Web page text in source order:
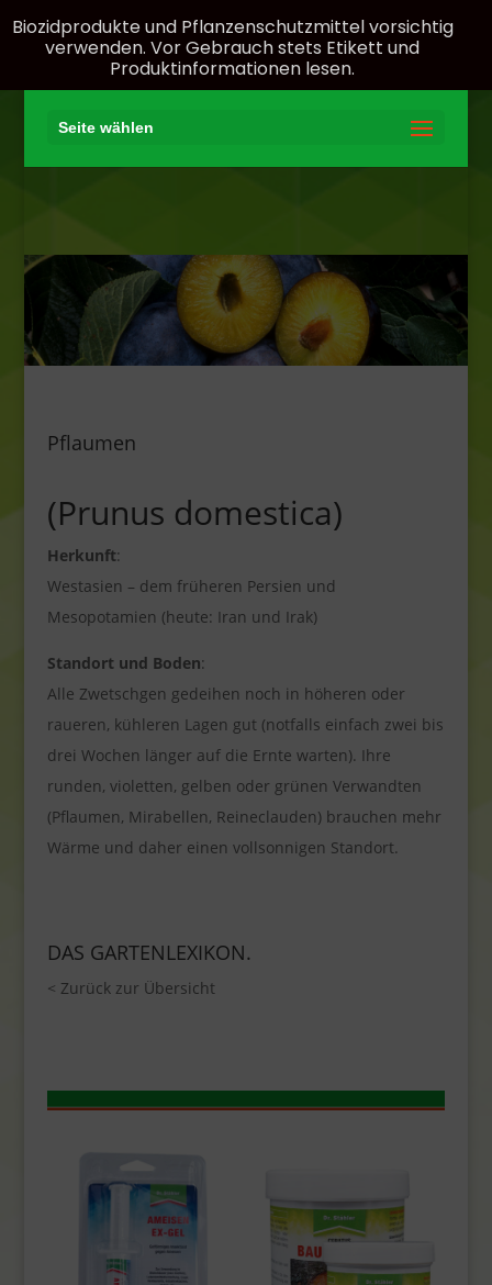
Seite wählen
Pflaumen
(Prunus domestica)
Herkunft:
Westasien – dem früheren Persien und
Mesopotamien (heute: Iran und Irak)
Standort und Boden:
Alle Zwetschgen gedeihen noch in höheren oder
raueren, kühleren Lagen gut (notfalls einfach zwei bis
drei Wochen länger auf die Ernte warten). Ihre
runden, violetten, gelben oder grünen Verwandten
(Pflaumen, Mirabellen, Reineclauden) brauchen mehr
Wärme und daher einen vollsonnigen Standort.
DAS GARTENLEXIKON.
< Zurück zur Übersicht
Biozidprodukte und Pflanzenschutzmittel vorsichtig
verwenden. Vor Gebrauch stets Etikett und
Produktinformationen lesen.